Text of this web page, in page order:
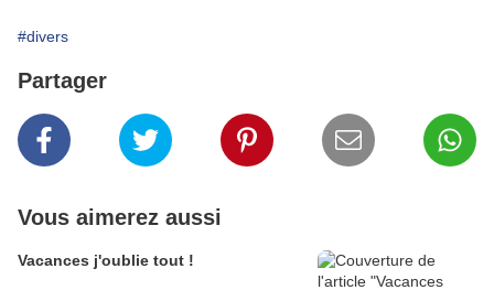
#divers
Partager
Vous aimerez aussi
Vacances j'oublie tout !